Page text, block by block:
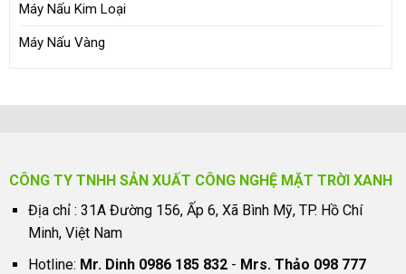
Máy Nấu Kim Loại
Máy Nấu Vàng
CÔNG TY TNHH SẢN XUẤT CÔNG NGHỆ MẶT TRỜI XANH
Địa chỉ : 31A Đường 156, Ấp 6, Xã Bình Mỹ, TP. Hồ Chí
Minh, Việt Nam
Hotline: Mr. Dinh 0986 185 832- Mrs. Thảo 098 777